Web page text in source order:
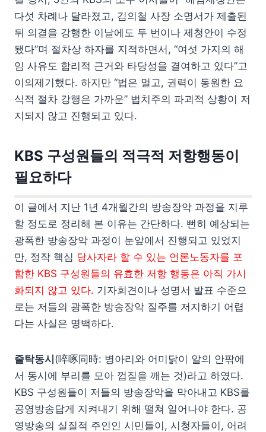
다섯 차례나 달라졌고, 김의철 사장 소명서가 제출된
뒤 의결을 강행한 이날에도 두 번이나 제청안이 수정
됐다”며 절차상 하자를 지적하면서, “여섯 가지의 해
임 사유도 합리적 근거와 타당성을 결여하고 있다”고
이의제기했다. 하지만 “법은 멀고, 권력이 동원한 요
식적 절차 강행은 가까운” 법치주의 파괴적 상황이 저
지되지 않고 진행되고 있다.
KBS 구성원들의 적극적 저항행동이
필요하다
이 글에서 지난 1년 4개월간의 방송장악 과정을 지루
할 정도로 정리해 본 이유는 간단하다. 뻔히 예상되는
광폭한 방송장악 과정이 눈앞에서 진행되고 있었지
만, 정작 핵심 당사자라 할 수 있는 언론노동자를 포
함한 KBS 구성원들의 유효한 저항 행동은 아직 가시
화되지 않고 있다. 기자회견이나 성명서 발표 수준으
로는 저들의 광폭한 방송장악 질주를 저지하기 어렵
다는 사실은 명백하다.
줄탁동시 (啐啄同時: 병아리와 어미닭이 알의 안팎에
서 동시에 부리를 모아 껍질을 깨는 것)라고 하였다.
KBS 구성원들이 저들의 방송장악을 막아내고 KBS를
공영방송답게 지켜내기 위해 떨쳐 일어나야 한다. 공
영방송의 실질적 주인인 시민들이, 시청자들이, 어려